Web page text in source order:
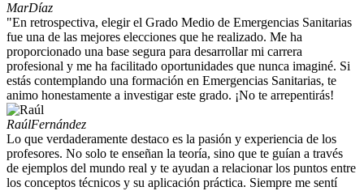
MarDíaz
"En retrospectiva, elegir el Grado Medio de Emergencias Sanitarias
fue una de las mejores elecciones que he realizado. Me ha
proporcionado una base segura para desarrollar mi carrera
profesional y me ha facilitado oportunidades que nunca imaginé. Si
estás contemplando una formación en Emergencias Sanitarias, te
animo honestamente a investigar este grado. ¡No te arrepentirás!
RaúlFernández
Lo que verdaderamente destaco es la pasión y experiencia de los
profesores. No solo te enseñan la teoría, sino que te guían a través
de ejemplos del mundo real y te ayudan a relacionar los puntos entre
los conceptos técnicos y su aplicación práctica. Siempre me sentí